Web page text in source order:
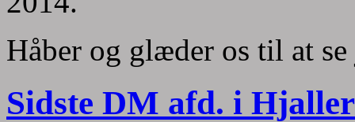
Håber og glæder os til at
Sidste DM afd. i